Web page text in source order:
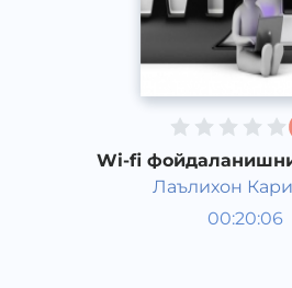
Wi-fi
Лаълихон
00:20:06
Қизиқарли